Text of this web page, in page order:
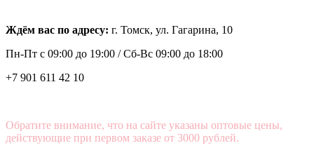
Ждём вас по адресу: г. Томск, ул. Гагарина, 10
Пн-Пт с 09:00 до 19:00 /Сб-Вс 09:00 до 18:00
+7 901 611 42 10
Обратите внимание, что на сайте указаны оптовые цены,
действующие при первом заказе от 3000 рублей.